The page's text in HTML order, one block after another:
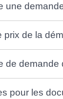
une
prix de la
de demande
pour les